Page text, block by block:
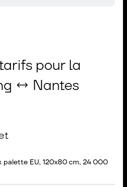
pour la
↔ Nantes
palette EU, 120x80 cm, 24 000